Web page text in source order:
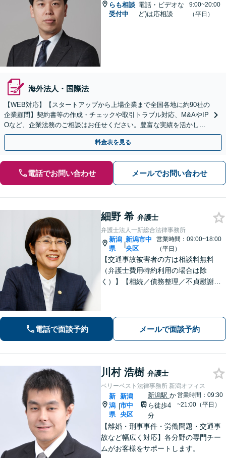
らも相談
受付中
電話・ビデオな
ど)は応相談
9:00~20:00
（平日）
海外法人・国際法
【WEB対応】【スタートアップから上場企業まで全国各地に約90社の
企業顧問】契約書等の作成・チェックや取引トラブル対応、M&AやIP
Oなど、企業法務のご相談はお任せください。豊富な実績を活かし的
確に対応を進めてまいります。
料金表を見る
電話でお問い合わせ メールでお問い合わせ
細野 希 弁護士
弁護士法人一新総合法律事務所
新潟
県
|
新潟市中
央区
営業時間：09:00~18:00
（平日）
【交通事故被害者の方は相談料無料
（弁護士費用特約利用の場合は除
く）】【相続／債務整理／不貞慰謝料
き、気持ちに寄り添いながら法的サポ
ートをいたします。
電話で面談予約 メールで面談予約
川村 浩樹 弁護士
ベリーベスト法律事務所 新潟オフィス
新
潟
県
|
新潟
市中
央区
新潟駅 か
ら徒歩4
分
営業時間：09:30
~21:00（平日）
【離婚・刑事事件・労働問題・交通事
故など幅広く対応】各分野の専門チー
ムがお客様をサポートします。